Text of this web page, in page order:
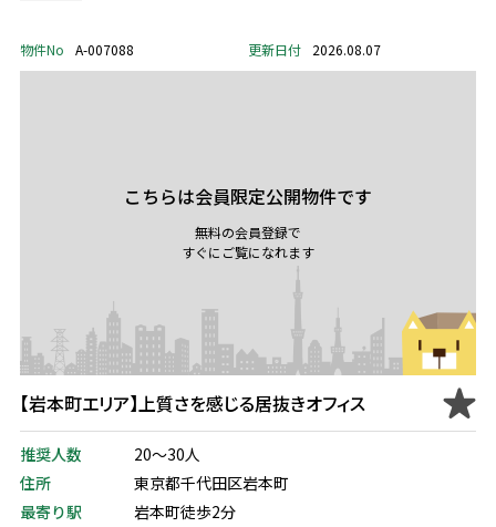
物件No A-007088 更新日付 2026.08.07
こちらは会員限定公開物件です
無料の会員登録で
すぐにご覧になれます
【岩本町エリア】上質さを感じる居抜きオフィス
推奨人数
20～30人
住所
東京都千代田区岩本町
最寄り駅
岩本町徒歩2分